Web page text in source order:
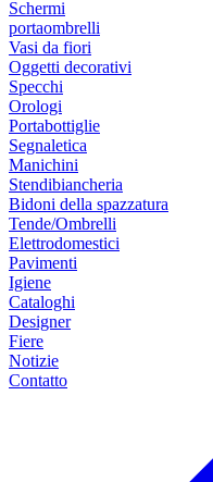
Schermi
portaombrelli
Vasi da fiori
Oggetti decorativi
Specchi
Orologi
Portabottiglie
Segnaletica
Manichini
Stendibiancheria
Bidoni della spazzatura
Tende/Ombrelli
Elettrodomestici
Pavimenti
Igiene
Cataloghi
Designer
Fiere
Notizie
Contatto